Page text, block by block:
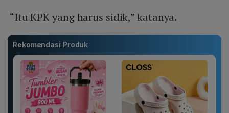
“Itu KPK yang harus sidik,” katanya.
Rekomendasi Produk